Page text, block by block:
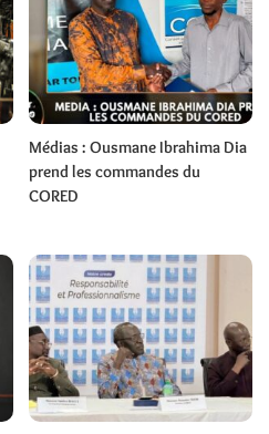
Médias : Ousmane Ibrahima Dia
prend les commandes du
CORED